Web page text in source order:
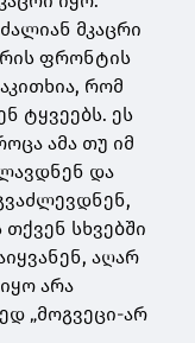
მკაცრი
ფრონტის
რომ
ტყვეებს. ეს
ამა თუ იმ
და
თქვენ სხვებში
აღარ
არა
„მოგვეცი-არ